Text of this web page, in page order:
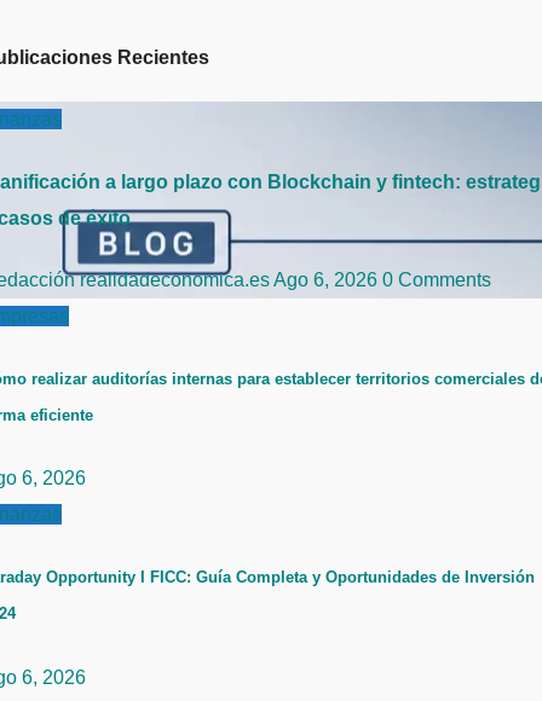
Recientes
a largo plazo con Blockchain y fintech:
de éxito
realidadeconomica.esAgo 6, 2026 0 Comments
realizar auditorías internas para establecer territorios comerciales
eficiente
6, 2026
Opportunity I FICC: Guía Completa y Oportunidades de Inversión
6, 2026